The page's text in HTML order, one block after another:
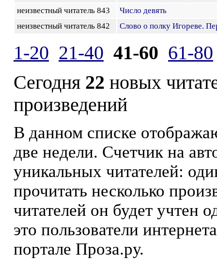
неизвестный читатель 843
Число девять
неизвестный читатель 842
Слово о полку Игореве.
1-20 21-40 41-60 61-80
Сегодня 22 новых
произведений
В данном списке
две недели. Счетчик на
уникальных читателей:
прочитать несколько
читателей он будет учтен
это пользователи
портале Проза.ру.